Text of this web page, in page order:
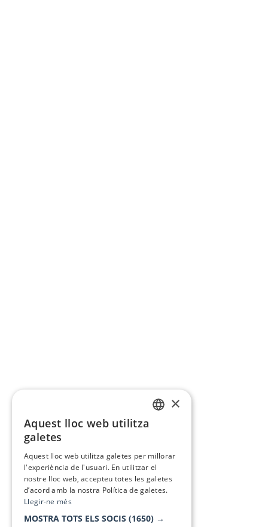
×
Aquest lloc web utilitza
galetes
Aquest lloc web utilitza galetes per millorar
l'experiència de l'usuari. En utilitzar el
nostre lloc web, accepteu totes les galetes
d’acord amb la nostra Política de galetes.
Llegir-ne més
MOSTRA TOTS ELS SOCIS (1650) →